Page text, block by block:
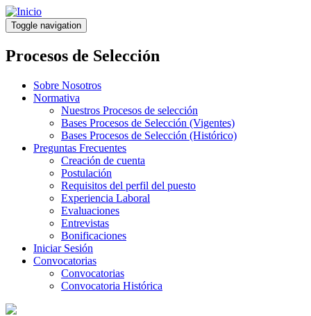
Pasar
al
contenido
principal
Toggle navigation
Procesos de Selección
Sobre Nosotros
Normativa
Nuestros Procesos de selección
Bases Procesos de Selección (Vigentes)
Bases Procesos de Selección (Histórico)
Preguntas Frecuentes
Creación de cuenta
Postulación
Requisitos del perfil del puesto
Experiencia Laboral
Evaluaciones
Entrevistas
Bonificaciones
Iniciar Sesión
Convocatorias
Convocatorias
Convocatoria Histórica